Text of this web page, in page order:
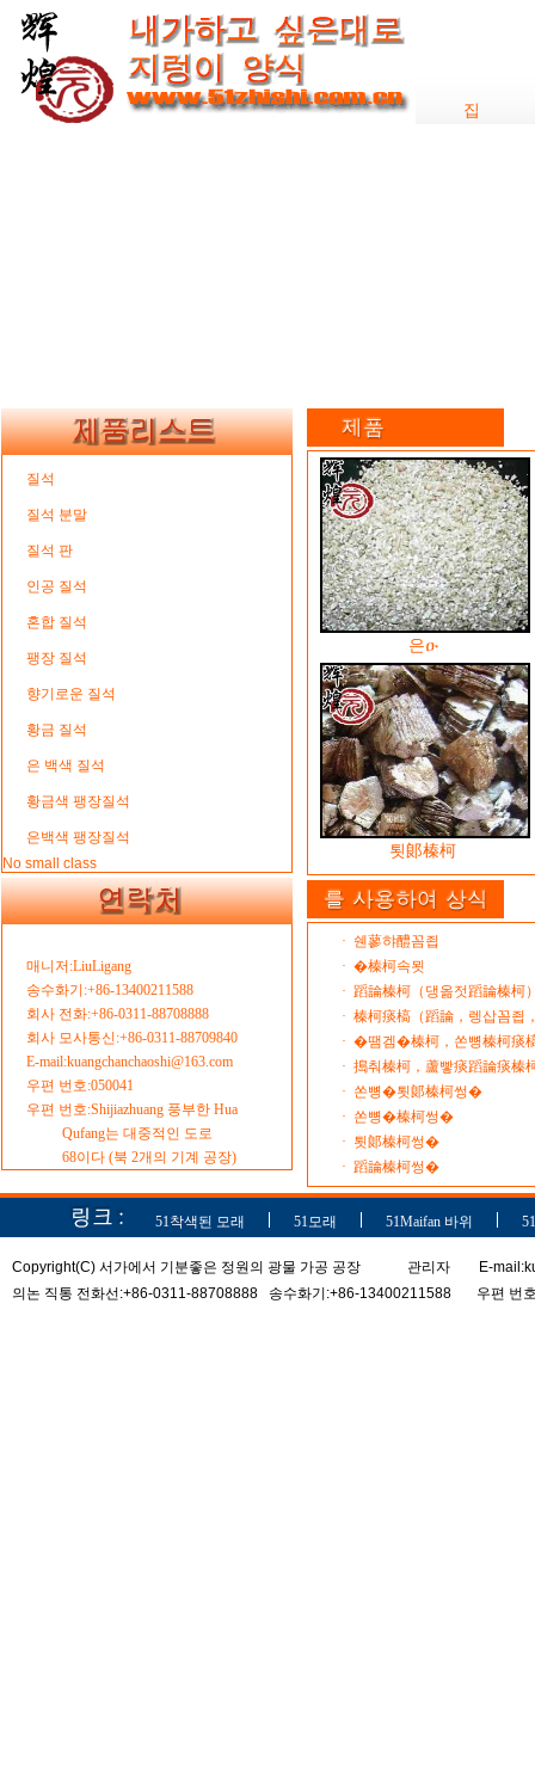
집
질석
질석 분말
질석 판
인공 질석
혼합 질석
팽장 질석
향기로운 질석
황금 질석
은 백색 질석
황금색 팽장질석
은백색 팽장질석
No small class
매니저:LiuLigang
송수화기:+86-13400211588
회사 전화:+86-0311-88708888
회사 모사통신:+86-0311-88709840
E-mail:kuangchanchaoshi@163.com
우편 번호:050041
우편 번호:Shijiazhuang 풍부한 Hua
Qufang는 대중적인 도로
68이다 (북 2개의 기계 공장)
은ዑ
툇郞榛柯
· 쉔蓼햐醴꼼죕
· �榛柯속묏
· 蹈論榛柯（댕옮젓蹈論榛柯
· 榛柯痰槁（蹈論，렝삽꼼죕
· �땜겜�榛柯，쏜뼝榛柯痰
· 搗춰榛柯，蘆빻痰蹈論痰榛
· 쏜뼝�툇郞榛柯썽�
· 쏜뼝�榛柯썽�
· 툇郞榛柯썽�
· 蹈論榛柯썽�
51착색된 모래 51모래 51Maifan 바위
Copyright(C) 서가에서 기분좋은 정원의 광물 가공 공장 관리자 E-
의논 직통 전화선:+86-0311-88708888 송수화기:+86-13400211588 우편 번호